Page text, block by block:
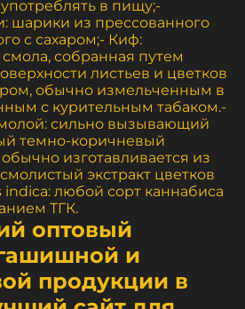
в пищу;-
из прессованного
с сахаром;- Киф:
собранная путем
листьев и цветков
обычно измельченным в
с курительным табаком.-
сильно вызывающий
темно-коричневый
изготавливается из
экстракт цветков
indica: любой сорт каннабиса
ТГК.
оптовый
и
продукции в